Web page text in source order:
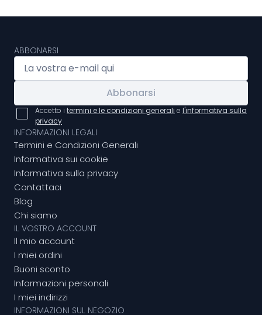
ABBONARSI
Abbonarsi
Accetto i termini e le condizioni generali e l'informativa sulla
privacy
INFORMAZIONI LEGALI
Termini e Condizioni Generali
Informativa sui cookie
Informativa sulla privacy
Contattaci
Blog
Chi siamo
IL VOSTRO ACCOUNT
Il mio account
I miei ordini
Buoni sconto
Informazioni personali
I miei indirizzi
INFORMAZIONI SUL NEGOZIO